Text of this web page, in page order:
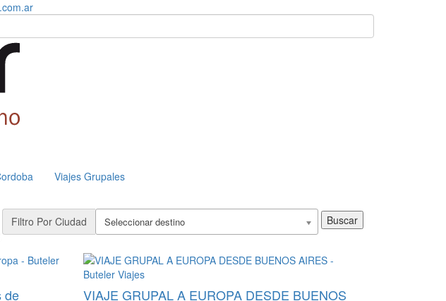
Viajes Grupales
Filtro Por Ciudad Seleccionar destino Buscar
de VIAJE GRUPAL A EUROPA DESDE BUENOS